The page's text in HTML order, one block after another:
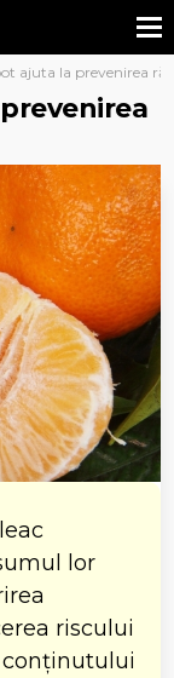
ajuta la prevenirea
lor
riscului